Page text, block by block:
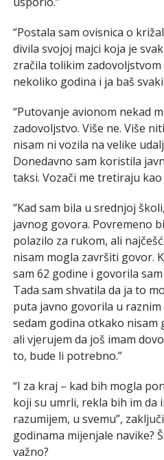
“Postala sam ovisnica o
divila svojoj majci koja je
zračila tolikim
nekoliko godina i ja baš
“Putovanje avionom nekad
zadovoljstvo. Više ne. Više
nisam ni vozila na velike
Donedavno sam koristila
taksi. Vozači me tretiraju
“Kad sam bila u srednjoj
javnog govora. Povremeno
polazilo za rukom, ali
nisam mogla završiti govor.
sam 62 godine i govorila
Tada sam shvatila da ja to
puta javno govorila u
sedam godina otkako
ali vjerujem da još imam
to, bude li potrebno.”
“I za kraj – kad bih mogla
koji su umrli, rekla bih im da
razumijem, u svemu”,
godinama mijenjale navike?
važno?